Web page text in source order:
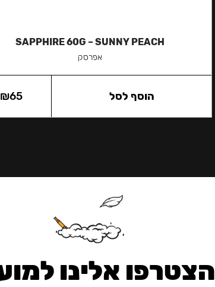
SAPPHIRE 60G – SUNNY PEACH
אפרסק
₪65 הוסף לסל
הצטרפו אלינו